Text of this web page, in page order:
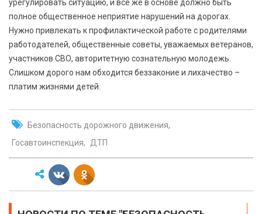
урегулировать ситуацию, и все же в основе должно быть
полное общественное неприятие нарушений на дорогах.
Нужно привлекать к профилактической работе с родителями
работодателей, общественные советы, уважаемых ветеранов,
участников СВО, авторитетную сознательную молодежь.
Слишком дорого нам обходится беззаконие и лихачество –
платим жизнями детей.
Безопасность дорожного движения
Госавтоинспекция
ДТП